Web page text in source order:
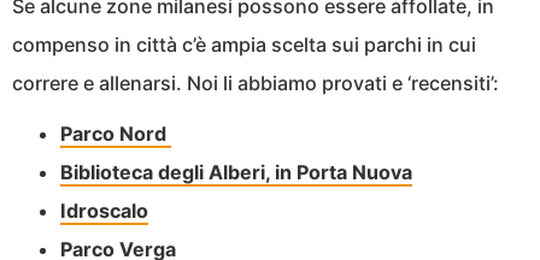
Se alcune zone milanesi possono essere affollate, in
compenso in città c’è ampia scelta sui parchi in cui
correre e allenarsi. Noi li abbiamo provati e ‘recensiti’:
Parco Nord
Biblioteca degli Alberi, in Porta Nuova
Idroscalo
Parco Verga